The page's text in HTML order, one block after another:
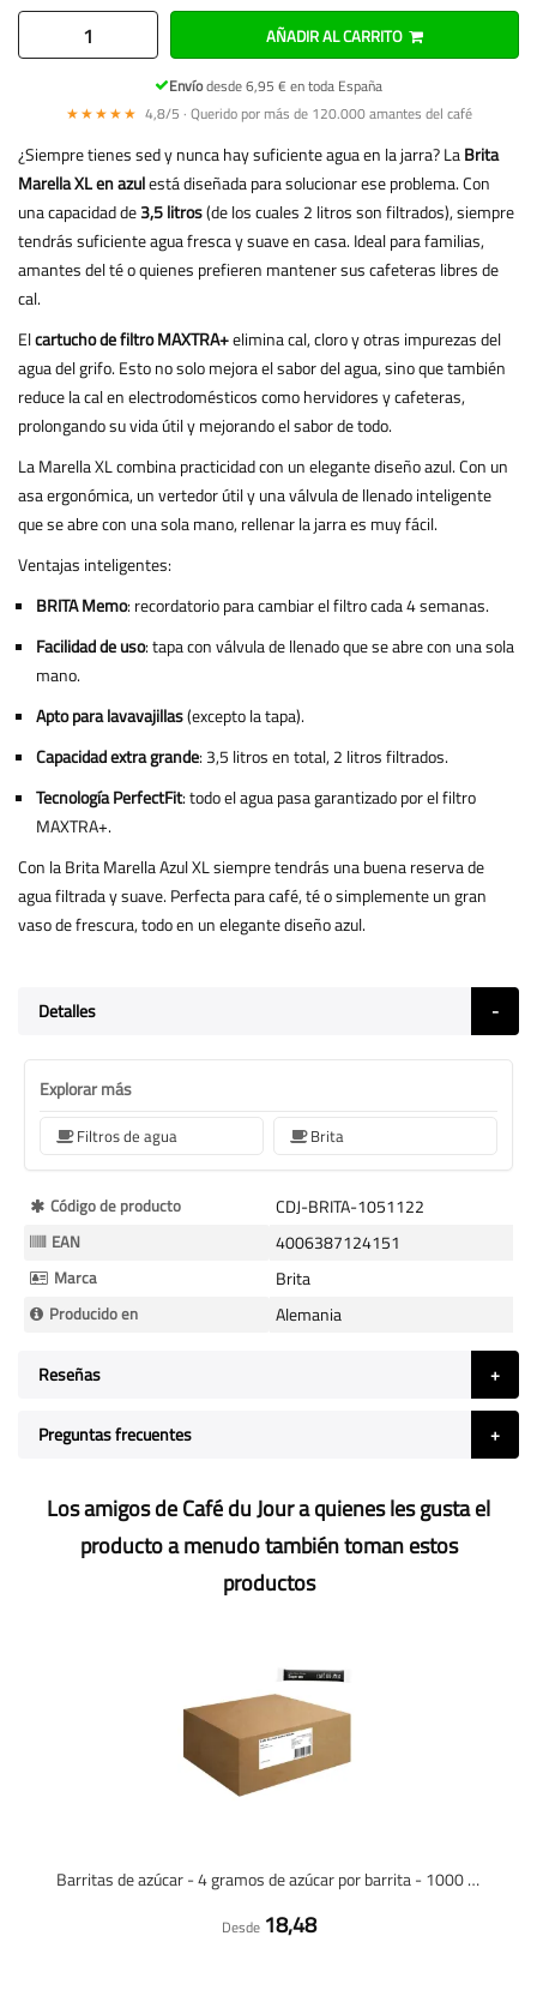
AÑADIR AL CARRITO
Envíodesde 6,95 € en toda España
★★★★★ 4,8/5 · Querido por más de 120.000 amantes del café
¿Siempre tienes sed y nunca hay suficiente agua en la jarra? LaBrita
Marella XL en azulestá diseñada para solucionar ese problema. Con
una capacidad de3,5 litros(de los cuales 2 litros son filtrados), siempre
tendrás suficiente agua fresca y suave en casa. Ideal para familias,
amantes del té o quienes prefieren mantener sus cafeteras libres de
cal.
Elcartucho de filtro MAXTRA+elimina cal, cloro y otras impurezas del
agua del grifo. Esto no solo mejora el sabor del agua, sino que también
reduce la cal en electrodomésticos como hervidores y cafeteras,
prolongando su vida útil y mejorando el sabor de todo.
La Marella XL combina practicidad con un elegante diseño azul. Con un
asa ergonómica, un vertedor útil y una válvula de llenado inteligente
que se abre con una sola mano, rellenar la jarra es muy fácil.
Ventajas inteligentes:
BRITA Memo: recordatorio para cambiar el filtro cada 4 semanas.
Facilidad de uso: tapa con válvula de llenado que se abre con una sola
mano.
Apto para lavavajillas(excepto la tapa).
Capacidad extra grande: 3,5 litros en total, 2 litros filtrados.
Tecnología PerfectFit: todo el agua pasa garantizado por el filtro
MAXTRA+.
Con la Brita Marella Azul XL siempre tendrás una buena reserva de
agua filtrada y suave. Perfecta para café, té o simplemente un gran
vaso de frescura, todo en un elegante diseño azul.
Detalles
Explorar más
Filtros de agua Brita
Más
Información
Código de producto CDJ-BRITA-1051122
EAN 4006387124151
Marca Brita
Producido en Alemania
Reseñas
Preguntas frecuentes
Los amigos de Café du Jour a quienes les gusta el
producto a menudo también toman estos
productos
Barritas de azúcar - 4 gramos de azúcar por barrita - 1000 unidades
Desde 18,48